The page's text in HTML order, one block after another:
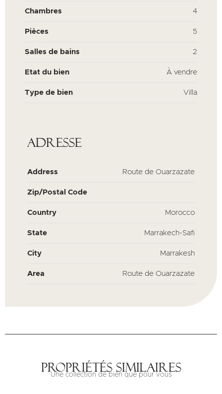
Chambres 4
Pièces 5
Salles de bains 2
Etat du bien À vendre
Type de bien Villa
Adresse
Address Route de Ouarzazate
Zip/Postal Code
Country Morocco
State Marrakech-Safi
City Marrakesh
Area Route de Ouarzazate
Propriétés similaires
Une collection de bien que pour vous